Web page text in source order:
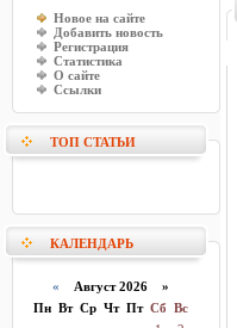
Новое на сайте
Добавить новость
Регистрация
Статистика
О сайте
Ссылки
ТОП СТАТЬИ
КАЛЕНДАРЬ
« Август 2026 »
Пн Вт Ср Чт Пт Сб Вс